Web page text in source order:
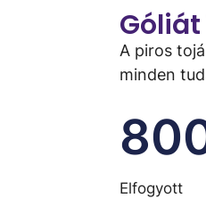
Góliát
A piros
minden
Elfogyott